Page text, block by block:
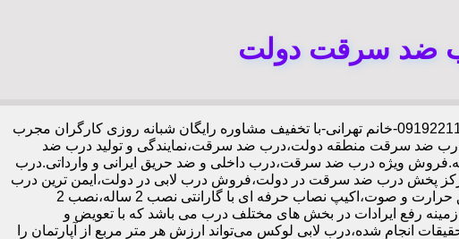
ضد سرقت دولت
،09192211934-خانم تهرانی-با تخفیف مشاوره رایگان شبانه روزی کارگران مجرب
درب ضد سرقت منطقه دولت،درب ضد سرقت،نمایندگی و تولید درب ضد
ویژه درب ضد سرقت،درب داخلی و ضد حریق ایرانی و وارداتی.درب
پخش درب ضد سرقت در دولت،فروش درب لابی در دولت،ایمن ترین درب
ضد سرقت-خرید مستقیم از کارخانه قفل گاوصندوقی کاله،ضد برش و ضد دیلم 100% وارداتی،ورق فولادی دوبل چهارطرفه،عایق حرارت و صوت،اکیپ نصاب حرفه ای با گارانتی نصب 2 ساله،نصب 2
در زمینه رفع ایرادات در بخش های مختلف درب می باشد که با تعویض و
انجام شده،درب لابی لوکس می‌تواند ارزش هر متر مربع از آپارتمان را